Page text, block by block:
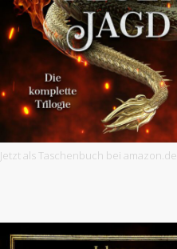
Jetzt als Taschenbuch bei amazon.de